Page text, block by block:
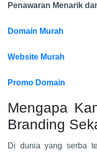
Penawaran Menarik
Domain Murah
Website Murah
Promo Domain
Mengapa
Branding
Di dunia yang serba